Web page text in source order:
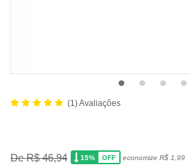
(1) Avaliações
De R$ 46,94 15% OFF economize R$ 1,99